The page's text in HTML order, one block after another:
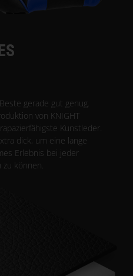
gerade gut genug.
von KNIGHT
Kunstleder.
dick, um eine lange
Erlebnis bei jeder
können.